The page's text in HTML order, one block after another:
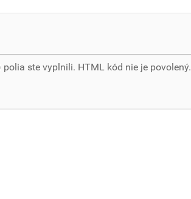
ste vyplnili. HTML kód nie je povolený.